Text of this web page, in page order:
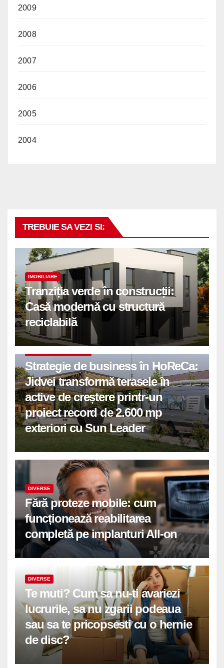
2009
2008
2007
2006
2005
2004
TREBUIE SA VEZI SI:
IMOBILIARE
Tranziția verde în construcții:
Casă modernă cu structură
reciclabilă
Strategie de business în HoReCa:
Jidvei transformă terasele în
active de creștere printr-un
proiect record de 2.600 mp
exteriori cu Sun Leader
DIVERSE
Fără proteze mobile: cum
funcționează reabilitarea
completă pe implanturi All-on
DIVERSE
Te muti? Cum sa nu-ti avariezi
lucrurile, sa nu zgarii podeaua
sau sa te pricopsesti cu o hernie
de disc?